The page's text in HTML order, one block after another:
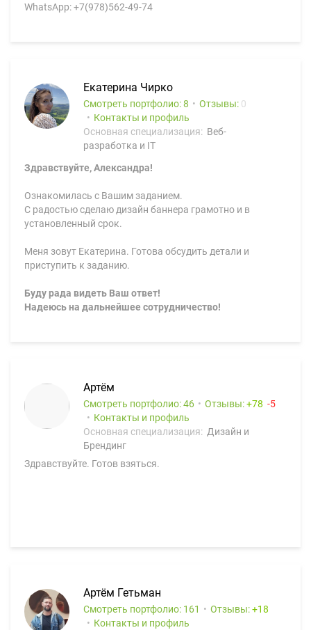
WhatsApp: +7(978)562-49-74
Екатерина Чирко
Смотреть портфолио: 8 Отзывы: 0
Контакты и профиль
Основная специализация: Веб-
разработка и IT
Здравствуйте, Александра!
Ознакомилась с Вашим заданием.
С радостью сделаю дизайн баннера грамотно и в
установленный срок.
Меня зовут Екатерина. Готова обсудить детали и
приступить к заданию.
Буду рада видеть Ваш ответ!
Надеюсь на дальнейшее сотрудничество!
Артём
Смотреть портфолио: 46 Отзывы: 78
5
Контакты и профиль
Основная специализация: Дизайн и
Брендинг
Здравствуйте. Готов взяться.
Артём Гетьман
Смотреть портфолио: 161 Отзывы:
18
Контакты и профиль